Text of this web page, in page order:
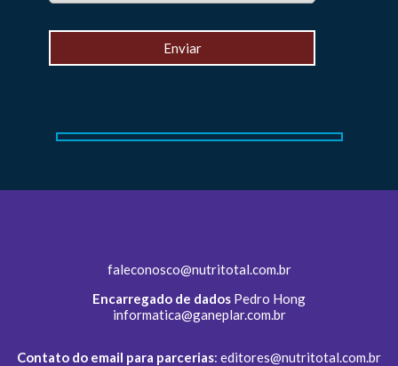
faleconosco@nutritotal.com.br
Encarregado de dados Pedro Hong
informatica@ganeplar.com.br
Contato do email para parcerias: editores@nutritotal.com.br